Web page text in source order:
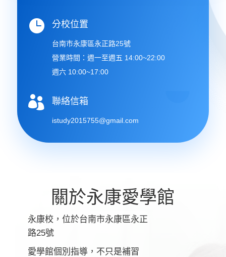
 分校位置
台南市永康區永正路25號
營業時間：週一至週五 14:00~22:00
週六 10:00~17:00
 聯絡信箱
istudy2015755@gmail.com
關於永康愛學館
永康校，位於台南市永康區永正
路25號
愛學館個別指導，不只是補習